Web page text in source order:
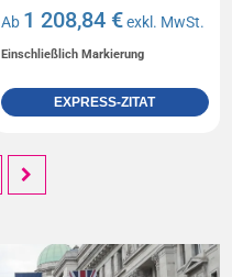
Ab 1 208,84 €exkl. MwSt.
Einschließlich Markierung
EXPRESS-ZITAT